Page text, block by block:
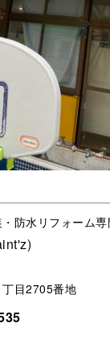
防水リフォーム
目2705番地